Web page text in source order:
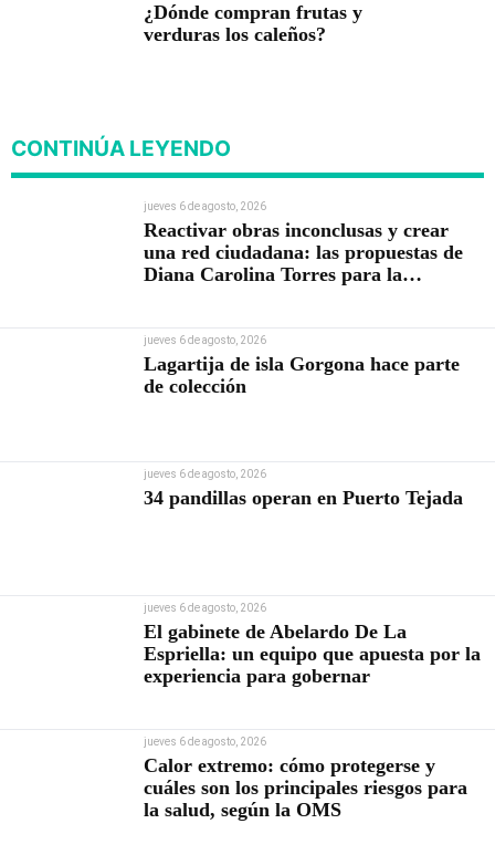
¿Dónde compran frutas y
verduras los caleños?
CONTINÚA LEYENDO
jueves 6 de agosto, 2026
Reactivar obras inconclusas y crear
una red ciudadana: las propuestas de
Diana Carolina Torres para la
jueves 6 de agosto, 2026
Lagartija de isla Gorgona hace parte
de colección
jueves 6 de agosto, 2026
34 pandillas operan en Puerto Tejada
jueves 6 de agosto, 2026
El gabinete de Abelardo De La
Espriella: un equipo que apuesta por la
experiencia para gobernar
jueves 6 de agosto, 2026
Calor extremo: cómo protegerse y
cuáles son los principales riesgos para
la salud, según la OMS